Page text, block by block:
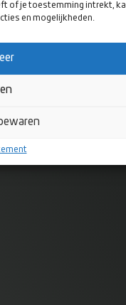
of je toestemming intrekt,
en mogelijkheden.